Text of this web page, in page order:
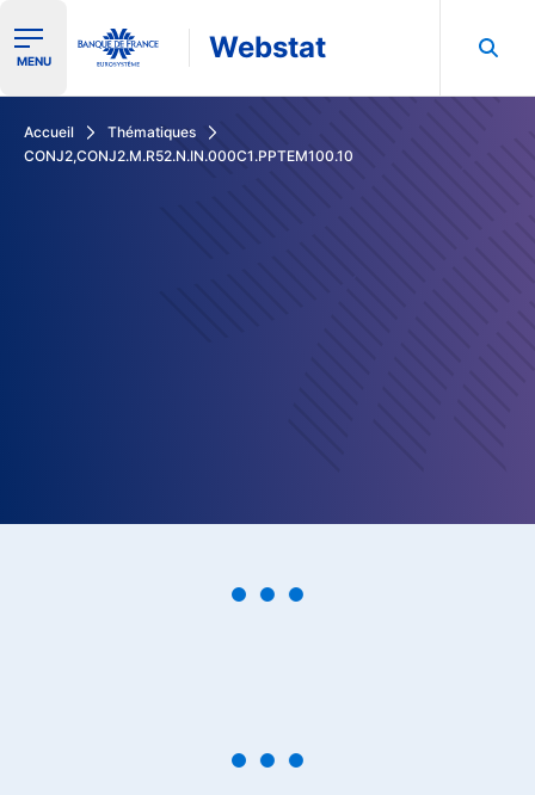
Ouvrir le menu de navigation
MENU Webstat
Accueil
Thématiques
CONJ2,CONJ2.M.R52.N.IN.000C1.PPTEM100.10